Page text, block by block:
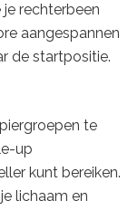
rechterbeen
aangespannen
de startpositie.
te
up
kunt bereiken.
lichaam en